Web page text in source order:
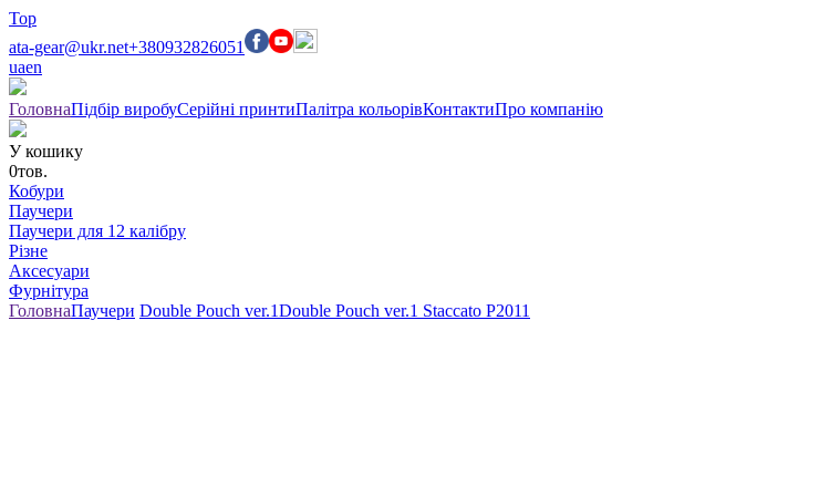
Top
ata-gear@ukr.net+380932826051
uaen
ГоловнаПідбір виробуСерійні принтиПалітра кольорівКонтактиПро компанію
У кошику
0тов.
Кобури
Паучери
Паучери для 12 калібру
Різне
Аксесуари
Фурнітура
ГоловнаПаучери Double Pouch ver.1Double Pouch ver.1 Staccato P2011